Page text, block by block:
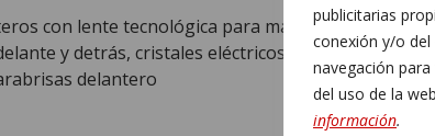
publicitarias
conexión y/o
navegación
del uso de la
información.
con lente tecnológica para máxima visibilidad,
y detrás, cristales eléctricos, llantas de
delantero